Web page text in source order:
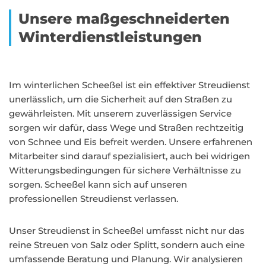
Unsere maßgeschneiderten
Winterdienstleistungen
Im winterlichen Scheeßel ist ein effektiver Streudienst
unerlässlich, um die Sicherheit auf den Straßen zu
gewährleisten. Mit unserem zuverlässigen Service
sorgen wir dafür, dass Wege und Straßen rechtzeitig
von Schnee und Eis befreit werden. Unsere erfahrenen
Mitarbeiter sind darauf spezialisiert, auch bei widrigen
Witterungsbedingungen für sichere Verhältnisse zu
sorgen. Scheeßel kann sich auf unseren
professionellen Streudienst verlassen.
Unser Streudienst in Scheeßel umfasst nicht nur das
reine Streuen von Salz oder Splitt, sondern auch eine
umfassende Beratung und Planung. Wir analysieren